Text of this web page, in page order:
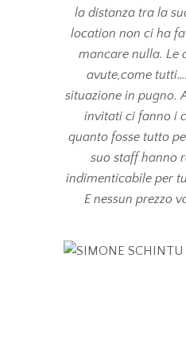
la distanza tra la
location non ci ha
mancare nulla. Le
avute,come
situazione in pugno.
invitati ci fanno i
quanto fosse tutto
suo staff hanno
indimenticabile per
E nessun prezzo